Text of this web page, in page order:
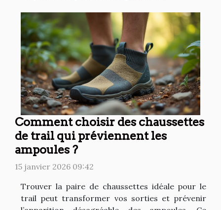
Comment choisir des chaussettes
de trail qui préviennent les
ampoules ?
15 janvier 2026 09:42
Trouver la paire de chaussettes idéale pour le
trail peut transformer vos sorties et prévenir